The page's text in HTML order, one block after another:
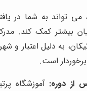
می تواند به شما در
بیشتر کمک کند.
به دلیل اعتبار و
است.
از دوره: آموزشگاه